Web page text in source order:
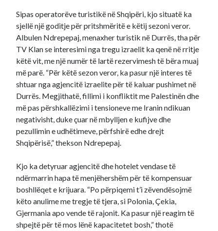
Sipas operatorëve turistikë në Shqipëri, kjo situatë ka
sjellë një goditje për pritshmëritë e këtij sezoni veror.
Albulen Ndrepepaj, menaxher turistik në Durrës, tha për
TV Klan se interesimi nga tregu izraelit ka qenë në rritje
këtë vit, me një numër të lartë rezervimesh të bëra muaj
më parë. “Për këtë sezon veror, ka pasur një interes të
shtuar nga agjencitë izraelite për të kaluar pushimet në
Durrës. Megjithatë, fillimi i konfliktit me Palestinën dhe
më pas përshkallëzimi i tensioneve me Iranin ndikuan
negativisht, duke çuar në mbylljen e kufijve dhe
pezullimin e udhëtimeve, përfshirë edhe drejt
Shqipërisë,” thekson Ndrepepaj.
Kjo ka detyruar agjencitë dhe hotelet vendase të
ndërmarrin hapa të menjëhershëm për të kompensuar
boshllëqet e krijuara. “Po përpiqemi t’i zëvendësojmë
këto anulime me tregje të tjera, si Polonia, Çekia,
Gjermania apo vende të rajonit. Ka pasur një reagim të
shpejtë për të mos lënë kapacitetet bosh,” thotë